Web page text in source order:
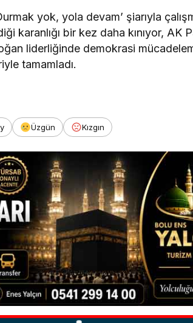
yok, yola devam’ şiarıyla
karanlığı bir kez daha kınıyor, AK
liderliğinde demokrasi
tamamladı.
Üzgün Kızgın